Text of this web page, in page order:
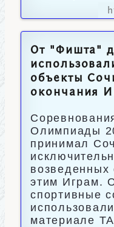
От "Фишта"
объекты
окончания
Олимпиады
принимал
возведенных
этим Играм.
спортивные
материале